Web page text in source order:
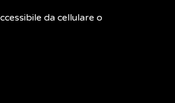
da cellulare o